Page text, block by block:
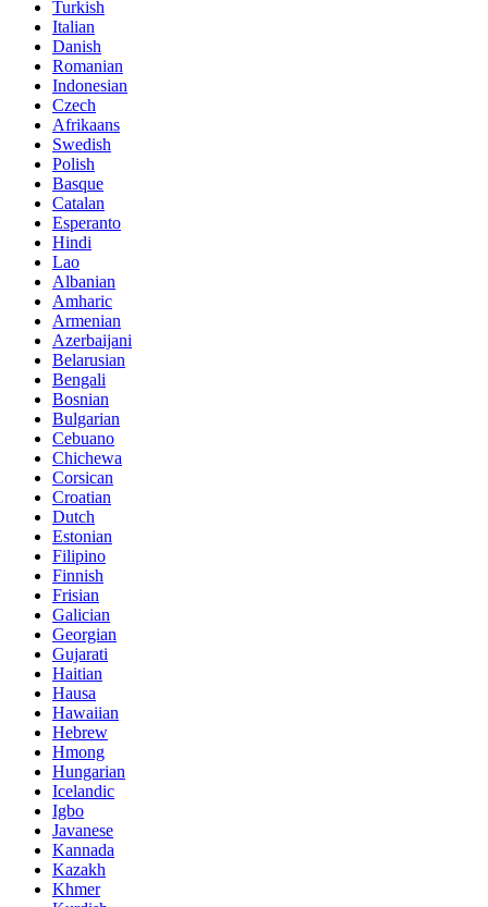
Turkish
Italian
Danish
Romanian
Indonesian
Czech
Afrikaans
Swedish
Polish
Basque
Catalan
Esperanto
Hindi
Lao
Albanian
Amharic
Armenian
Azerbaijani
Belarusian
Bengali
Bosnian
Bulgarian
Cebuano
Chichewa
Corsican
Croatian
Dutch
Estonian
Filipino
Finnish
Frisian
Galician
Georgian
Gujarati
Haitian
Hausa
Hawaiian
Hebrew
Hmong
Hungarian
Icelandic
Igbo
Javanese
Kannada
Kazakh
Khmer